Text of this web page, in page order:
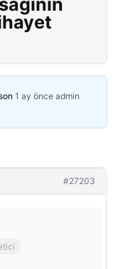
1 ay önce admin
#27203